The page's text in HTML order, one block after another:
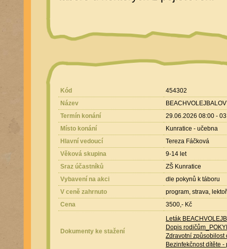
Kód
454302
Název
Termín konání
29.06.2026 08:00 -
Místo konání
Kunratice - učebna
Hlavní vedoucí
Tereza Fáčková
Věková skupina
9-14 let
Sraz účastníků
ZŠ Kunratice
Vybavení na akci
dle pokynů k táboru
V ceně zahrnuto
program, strava,
Cena
3500,- Kč
Dokumenty ke stažení
Leták
Dopis
Zdravotní způsobilost
Bezinfekčnost dítěte